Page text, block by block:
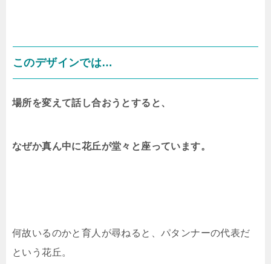
このデザインでは…
場所を変えて話し合おうとすると、
なぜか真ん中に花丘が堂々と座っています。
何故いるのかと育人が尋ねると、パタンナーの代表だ
という花丘。